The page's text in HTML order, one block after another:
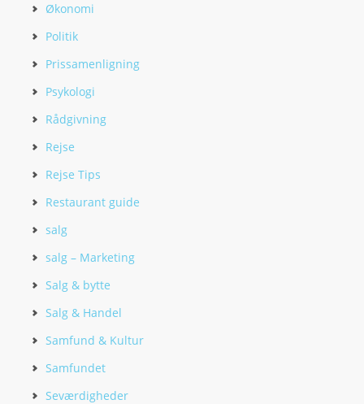
Økonomi
Politik
Prissamenligning
Psykologi
Rådgivning
Rejse
Rejse Tips
Restaurant guide
salg
salg – Marketing
Salg & bytte
Salg & Handel
Samfund & Kultur
Samfundet
Seværdigheder